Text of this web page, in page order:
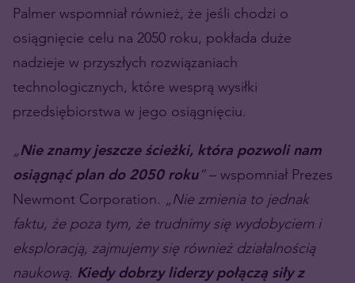
Palmer wspomniał również, że jeśli chodzi o
osiągnięcie celu na 2050 roku, pokłada duże
nadzieje w przyszłych rozwiązaniach
technologicznych, które wesprą wysiłki
przedsiębiorstwa w jego osiągnięciu.
„Nie znamy jeszcze ścieżki, która pozwoli nam
osiągnąć plan do 2050 roku”– wspomniał Prezes
Newmont Corporation. „Nie zmienia to jednak
faktu, że poza tym, że trudnimy się wydobyciem i
eksploracją, zajmujemy się również działalnością
naukową. Kiedy dobrzy liderzy połączą siły z